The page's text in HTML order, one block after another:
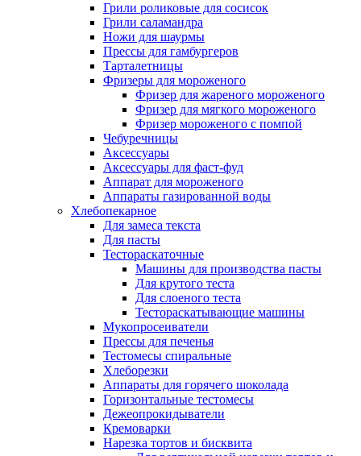
Грили роликовые для сосисок
Грили саламандра
Ножи для шаурмы
Прессы для гамбургеров
Тарталетницы
Фризеры для мороженого
Фризер для жареного мороженого
Фризер для мягкого мороженого
Фризер мороженого с помпой
Чебуречницы
Аксессуары
Аксессуары для фаст-фуд
Аппарат для мороженого
Аппараты газированной воды
Хлебопекарное
Для замеса текста
Для пасты
Тестораскаточные
Машины для производства пасты
Для крутого теста
Для слоеного теста
Тестораскатывающие машины
Мукопросеиватели
Прессы для печенья
Тестомесы спиральные
Хлеборезки
Аппараты для горячего шоколада
Горизонтальные тестомесы
Дежеопрокидыватели
Кремоварки
Нарезка тортов и бисквита